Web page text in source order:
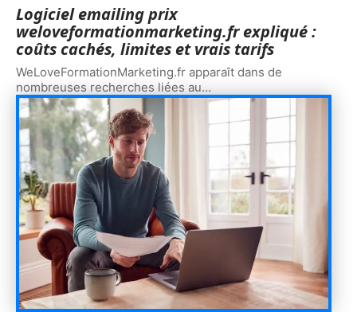
Logiciel emailing prix
weloveformationmarketing.fr expliqué :
coûts cachés, limites et vrais tarifs
WeLoveFormationMarketing.fr apparaît dans de
nombreuses recherches liées au…